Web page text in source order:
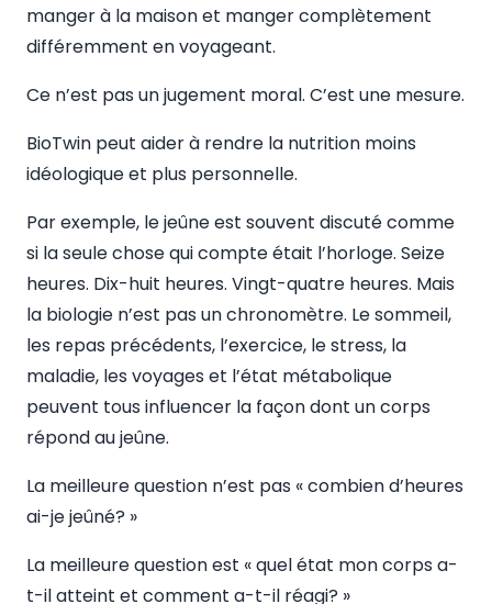
manger à la maison et manger complètement
différemment en voyageant.
Ce n’est pas un jugement moral. C’est une mesure.
BioTwin peut aider à rendre la nutrition moins
idéologique et plus personnelle.
Par exemple, le jeûne est souvent discuté comme
si la seule chose qui compte était l’horloge. Seize
heures. Dix-huit heures. Vingt-quatre heures. Mais
la biologie n’est pas un chronomètre. Le sommeil,
les repas précédents, l’exercice, le stress, la
maladie, les voyages et l’état métabolique
peuvent tous influencer la façon dont un corps
répond au jeûne.
La meilleure question n’est pas « combien d’heures
ai-je jeûné? »
La meilleure question est « quel état mon corps a-
t-il atteint et comment a-t-il réagi? »